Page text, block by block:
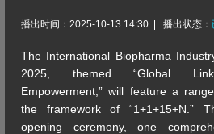
播出时间：2025-10-13 14:30 播出状态：
The International Biopharma
2025, themed “Global
Empowerment,” will feature a
the framework of “1+1+15+N.”
opening ceremony, one